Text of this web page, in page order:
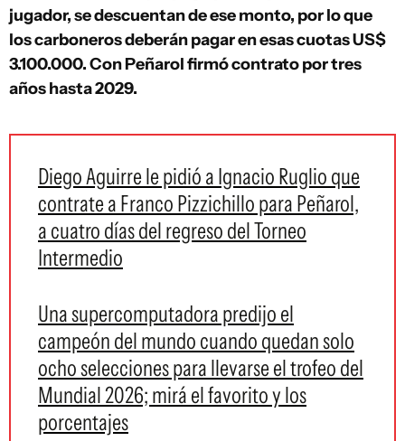
jugador, se descuentan de ese monto, por lo que
los carboneros deberán pagar en esas cuotas US$
3.100.000. Con Peñarol firmó contrato por tres
años hasta 2029.
Diego Aguirre le pidió a Ignacio Ruglio que
contrate a Franco Pizzichillo para Peñarol,
a cuatro días del regreso del Torneo
Intermedio
Una supercomputadora predijo el
campeón del mundo cuando quedan solo
ocho selecciones para llevarse el trofeo del
Mundial 2026; mirá el favorito y los
porcentajes